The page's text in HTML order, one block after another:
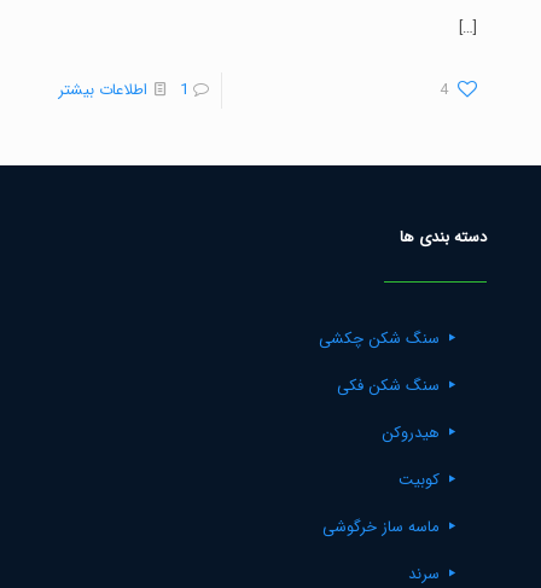
[…]
4
1 اطلاعات بیشتر
دسته بندی ها
سنگ شکن چکشی
سنگ شکن فکی
هیدروکن
کوبیت
ماسه ساز خرگوشی
سرند